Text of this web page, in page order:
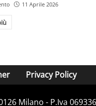
11 Aprile 2026
Privacy Policy
Milano - P.Iva